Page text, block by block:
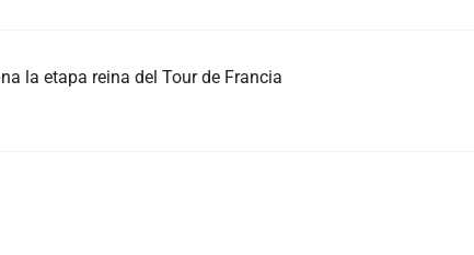
la etapa reina del Tour de Francia